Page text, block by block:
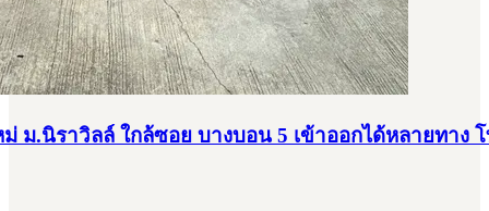
ม.นิราวิลล์ ใกล้ซอย บางบอน 5 เข้าออกได้หลายทาง โ